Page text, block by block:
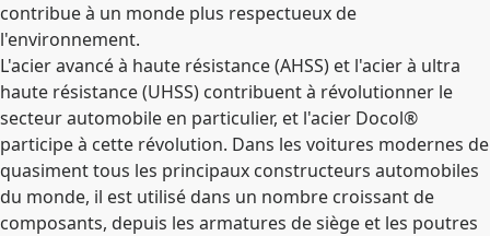
contribue à un monde plus respectueux de
l'environnement.
L'acier avancé à haute résistance (AHSS) et l'acier à ultra
haute résistance (UHSS) contribuent à révolutionner le
secteur automobile en particulier, et l'acier Docol®
participe à cette révolution. Dans les voitures modernes de
quasiment tous les principaux constructeurs automobiles
du monde, il est utilisé dans un nombre croissant de
composants, depuis les armatures de siège et les poutres